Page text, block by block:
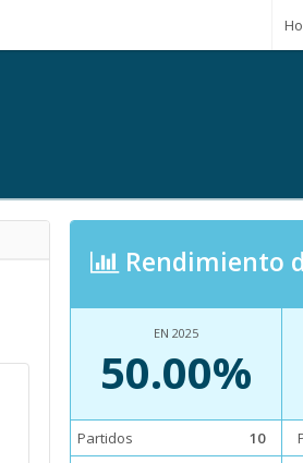
Rendimiento
EN 2025
50.00%
Partidos
10